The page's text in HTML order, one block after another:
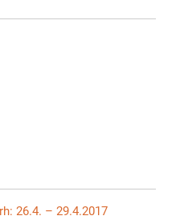
26.4. – 29.4.2017